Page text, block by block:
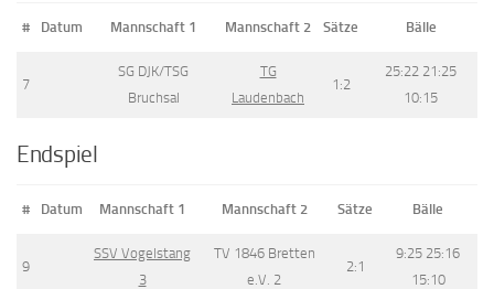
# Datum Mannschaft 1 Mannschaft 2 Sätze Bälle
7
SG DJK/TSG
Bruchsal
TG
Laudenbach
1:2
25:22 21:25
10:15
Endspiel
# Datum Mannschaft 1 Mannschaft 2 Sätze Bälle
9
SSV Vogelstang
3
TV 1846 Bretten
e.V. 2
2:1
9:25 25:16
15:10